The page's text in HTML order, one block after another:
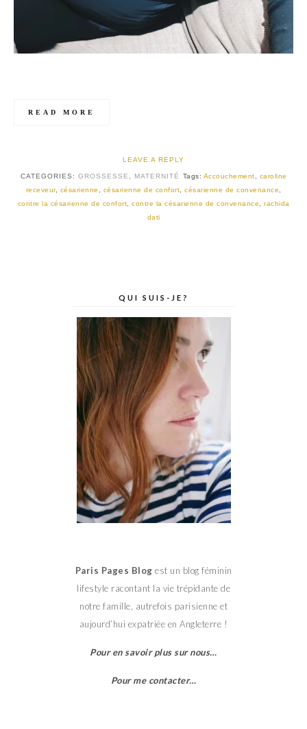
READ MORE
LEAVE A REPLY
CATEGORIES: GROSSESSE MATERNITÉ Tags: Accouchement
caroline
receveur, césarienne césarienne de confort césarienne de convenance
contre la césarienne de confort
contre la césarienne de convenance
rachida
dati
QUI SUIS-JE?
Paris Pages Blog est un blog féminin
lifestyle racontant la vie trépidante de
notre famille, autrefois parisienne et
aujourd’hui expatriée en Angleterre !
Pour en savoir plus sur nous…
Pour me contacter…